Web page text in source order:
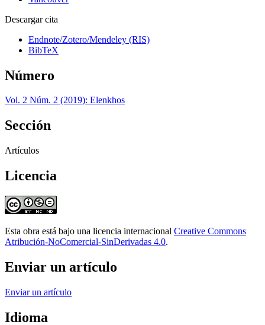
Descargar cita
Endnote/Zotero/Mendeley (RIS)
BibTeX
Número
Vol. 2 Núm. 2 (2019): Elenkhos
Sección
Artículos
Licencia
Esta obra está bajo una licencia internacional Creative Commons
Atribución-NoComercial-SinDerivadas 4.0.
Enviar un artículo
Enviar un artículo
Idioma